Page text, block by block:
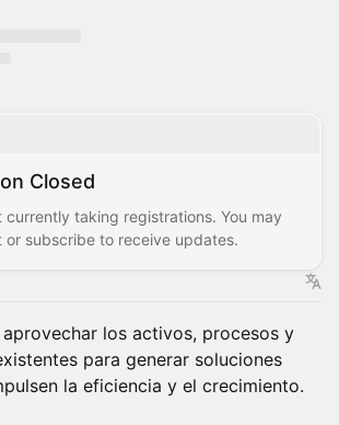
Closed
currently taking registrations. You may
subscribe to receive updates.
los activos, procesos y
para generar soluciones
la eficiencia y el crecimiento.